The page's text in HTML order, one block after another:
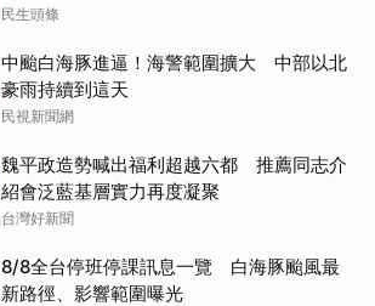
民生頭條
中颱白海豚進逼！海警範圍擴大 中部以北
豪雨持續到這天
民視新聞網
魏平政造勢喊出福利超越六都 推薦同志介
紹會泛藍基層實力再度凝聚
台灣好新聞
8/8全台停班停課訊息一覽 白海豚颱風最
新路徑、影響範圍曝光